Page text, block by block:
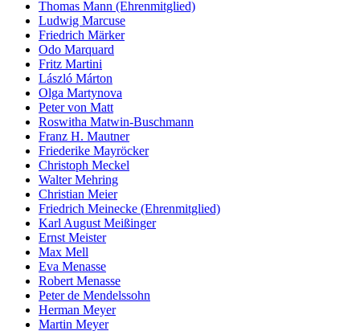
Thomas Mann (Ehrenmitglied)
Ludwig Marcuse
Friedrich Märker
Odo Marquard
Fritz Martini
László Márton
Olga Martynova
Peter von Matt
Roswitha Matwin-Buschmann
Franz H. Mautner
Friederike Mayröcker
Christoph Meckel
Walter Mehring
Christian Meier
Friedrich Meinecke (Ehrenmitglied)
Karl August Meißinger
Ernst Meister
Max Mell
Eva Menasse
Robert Menasse
Peter de Mendelssohn
Herman Meyer
Martin Meyer